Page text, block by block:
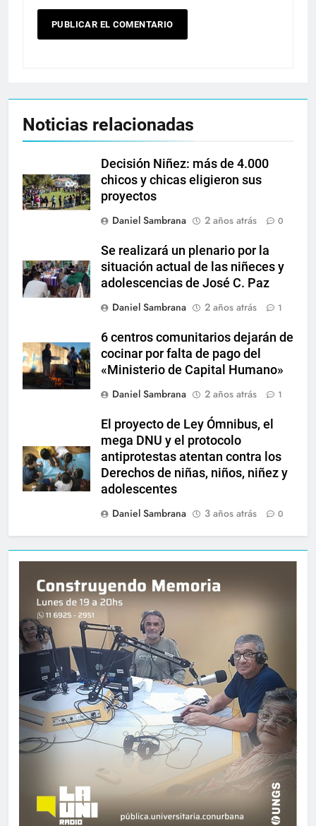
Noticias relacionadas
Decisión Niñez: más de 4.000
chicos y chicas eligieron sus
proyectos
Daniel Sambrana
2 años atrás 0
Se realizará un plenario por la
situación actual de las niñeces y
adolescencias de José C. Paz
Daniel Sambrana
2 años atrás 1
6 centros comunitarios dejarán de
cocinar por falta de pago del
«Ministerio de Capital Humano»
Daniel Sambrana
2 años atrás 1
El proyecto de Ley Ómnibus, el
mega DNU y el protocolo
antiprotestas atentan contra los
Derechos de niñas, niños, niñez y
adolescentes
Daniel Sambrana
3 años atrás 0